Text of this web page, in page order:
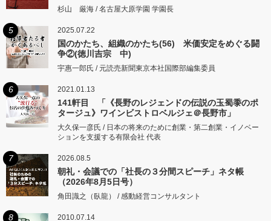
杉山 厳海 / 名古屋大原学園 学園長
5 2025.07.22
国のかたち、組織のかたち(56) 米価安定をめぐる闘
争②(徳川吉宗 中)
宇惠一郎氏 / 元読売新聞東京本社国際部編集委員
6 2021.01.13
141軒目 「《長野のレジェンドの伝説の玉蜀黍のポ
タージュ》ワインビストロベルジェ＠長野市」
大久保一彦氏 / 日本の将来のために創業・第二創業・イノベー
ションを支援する有限会社 代表
7 2026.08.5
朝礼・会議での「社長の３分間スピーチ」ネタ帳
（2026年8月5日号）
角田識之（臥龍） / 感動経営コンサルタント
8 2010.07.14